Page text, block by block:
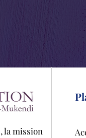
la mission